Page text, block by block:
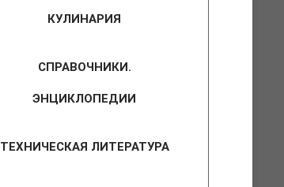
КУЛИНАРИЯ
СПРАВОЧНИКИ.
ЭНЦИКЛОПЕДИИ
ТЕХНИЧЕСКАЯ ЛИТЕРАТУРА